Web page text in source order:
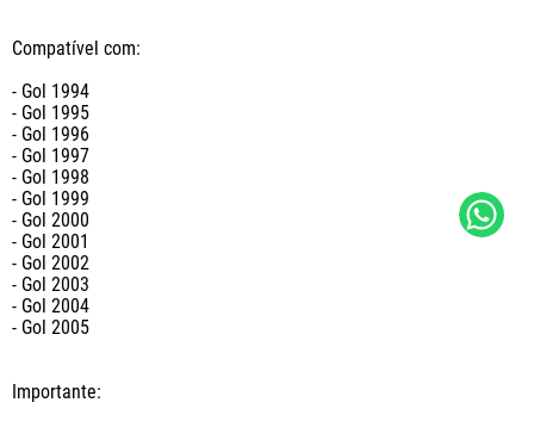
Compatível com:
- Gol 1994
- Gol 1995
- Gol 1996
- Gol 1997
- Gol 1998
- Gol 1999
- Gol 2000
- Gol 2001
- Gol 2002
- Gol 2003
- Gol 2004
- Gol 2005
Importante: